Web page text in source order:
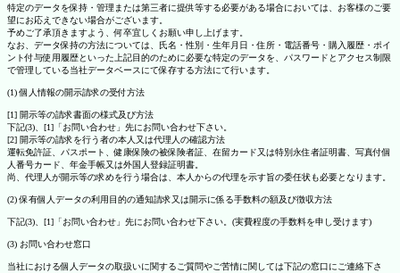
特定のデータを保持・管理または第三者に提供等する必要がある場合においては、お客様のご要
望にお応えできない場合がございます。
予めご了承頂きますよう、何卒宜しくお願い申し上げます。
なお、データ保持の方法については、氏名・性別・生年月日・住所・電話番号・購入履歴・ポイ
ント付与使用履歴といった上記目的のために必要な特定のデータを、パスワードとアクセス制限
で管理している当社データベースにて保存する方法にて行います。
(1) 個人情報の開示請求の受付方法
[1] 開示等の請求書面の様式及び方法
下記(3)、[1]「お問い合わせ」先にお問い合わせ下さい。
[2] 開示等の請求を行う者の本人又は代理人の確認方法
運転免許証、パスポート、健康保険の被保険者証、在留カード又は特別永住者証明書、写真付個
人番号カード、年金手帳又は外国人登録証明書。
尚、代理人が開示等の求めを行う場合は、本人からの代理を示す旨の委任状も必要となります。
(2) 保有個人データの利用目的の通知請求又は開示に係る手数料の額及び徴収方法
下記(3)、[1]「お問い合わせ」先にお問い合わせ下さい。(実費程度の手数料を申し受けます)
(3) お問い合わせ窓口
当社における個人データの取扱いに関するご質問やご苦情に関しては下記の窓口にご連絡下さ